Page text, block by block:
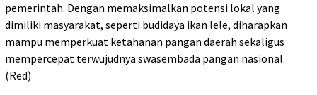
pemerintah. Dengan memaksimalkan potensi lokal yang
dimiliki masyarakat, seperti budidaya ikan lele, diharapkan
mampu memperkuat ketahanan pangan daerah sekaligus
mempercepat terwujudnya swasembada pangan nasional.
(Red)